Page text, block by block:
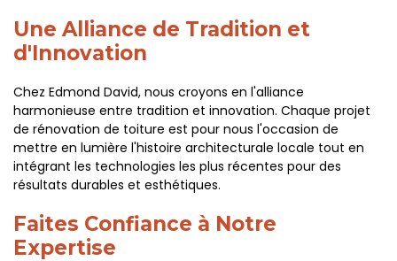
Une Alliance de Tradition et
d'Innovation
Chez Edmond David, nous croyons en l'alliance
harmonieuse entre tradition et innovation. Chaque projet
de rénovation de toiture est pour nous l'occasion de
mettre en lumière l'histoire architecturale locale tout en
intégrant les technologies les plus récentes pour des
résultats durables et esthétiques.
Faites Confiance à Notre
Expertise